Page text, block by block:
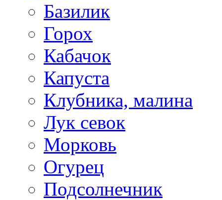
Базилик
Горох
Кабачок
Капуста
Клубника, малина
Лук севок
Морковь
Огурец
Подсолнечник